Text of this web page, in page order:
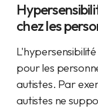
chez les
pour les
autistes. Par
autistes ne